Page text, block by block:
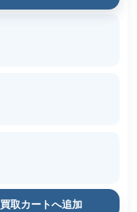
買取カートへ追加